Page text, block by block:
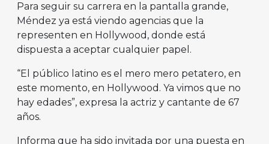
Para seguir su carrera en la pantalla grande,
Méndez ya está viendo agencias que la
representen en Hollywood, donde está
dispuesta a aceptar cualquier papel.
“El público latino es el mero mero petatero, en
este momento, en Hollywood. Ya vimos que no
hay edades”, expresa la actriz y cantante de 67
años.
Informa que ha sido invitada por una puesta en